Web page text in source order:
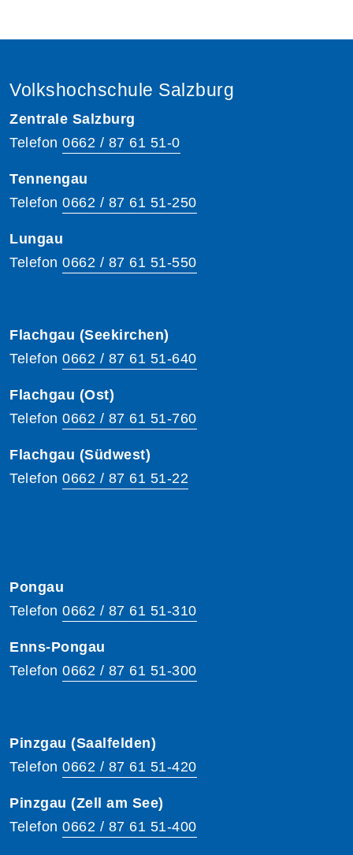
Volkshochschule Salzburg
Zentrale Salzburg
Telefon 0662 / 87 61 51-0
Tennengau
Telefon 0662 / 87 61 51-250
Lungau
Telefon 0662 / 87 61 51-550
Flachgau (Seekirchen)
Telefon 0662 / 87 61 51-640
Flachgau (Ost)
Telefon 0662 / 87 61 51-760
Flachgau (Südwest)
Telefon 0662 / 87 61 51-22
Pongau
Telefon 0662 / 87 61 51-310
Enns-Pongau
Telefon 0662 / 87 61 51-300
Pinzgau (Saalfelden)
Telefon 0662 / 87 61 51-420
Pinzgau (Zell am See)
Telefon 0662 / 87 61 51-400